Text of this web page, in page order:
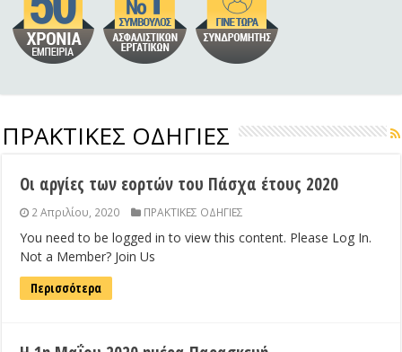
ΠΡΑΚΤΙΚΕΣ ΟΔΗΓΙΕΣ
Οι αργίες των εορτών του Πάσχα έτους 2020
2 Απριλίου, 2020 ΠΡΑΚΤΙΚΕΣ ΟΔΗΓΙΕΣ
You need to be logged in to view this content. Please Log In.
Not a Member? Join Us
Περισσότερα